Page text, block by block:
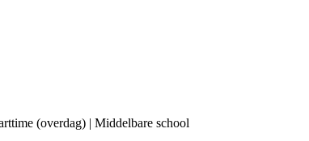
(overdag) | Middelbare school